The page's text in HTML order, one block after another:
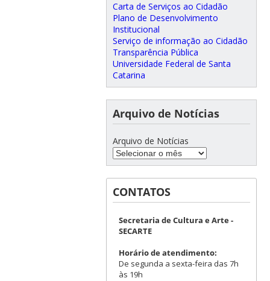
Carta de Serviços ao Cidadão
Plano de Desenvolvimento
Institucional
Serviço de informação ao Cidadão
Transparência Pública
Universidade Federal de Santa
Catarina
Arquivo de Notícias
Arquivo de Notícias
CONTATOS
Secretaria de Cultura e Arte -
SECARTE
Horário de atendimento:
De segunda a sexta-feira das 7h
às 19h